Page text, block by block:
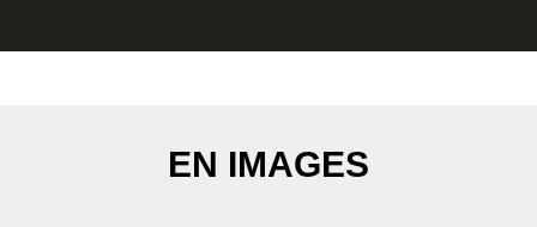
EN IMAGES